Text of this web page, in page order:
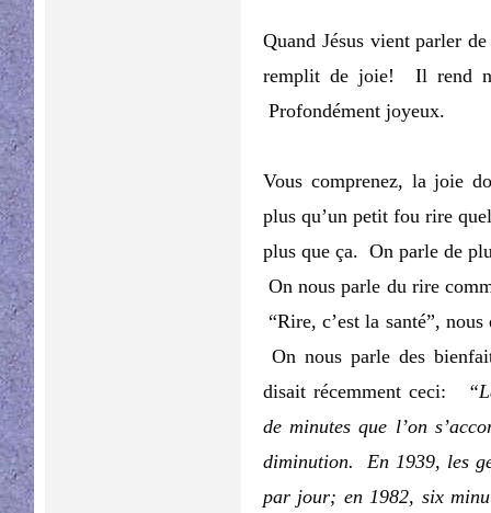
Quand Jésus vient parler
remplit de joie! Il rend
Profondément joyeux.
Vous comprenez, la joie
plus qu’un petit fou rire
plus que ça. On parle de
On nous parle du rire
“Rire, c’est la santé”,
On nous parle des
disait récemment ceci:
de minutes que l’on
diminution. En 1939, les
par jour; en 1982, six